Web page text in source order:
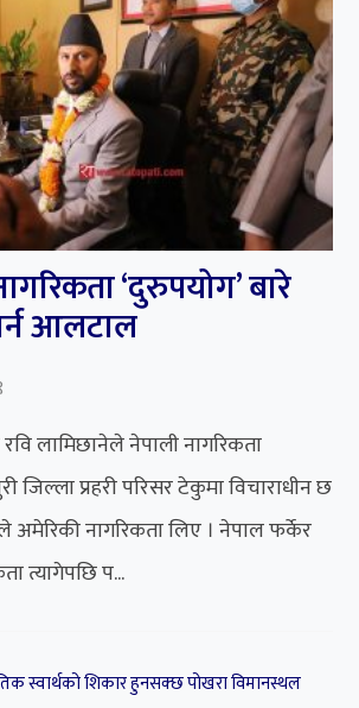
‘दुरुपयोग’ बारे
आलटाल
रवि लामिछानेले नेपाली नागरिकता
जिल्ला प्रहरी परिसर टेकुमा विचाराधीन छ
अमेरिकी नागरिकता लिए । नेपाल फर्केर
त्यागेपछि प...